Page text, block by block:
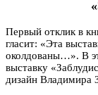
Первый отклик в
гласит: «Эта
околдованы…». В
выставку
дизайн Владимира